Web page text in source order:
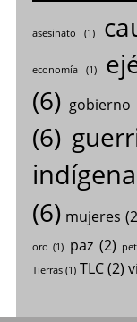
asesinato (1)
economía(1)
(6) gobierno
(6)
(6) mujeres
oro (1) paz (2)
Tierras(1) TLC(2)